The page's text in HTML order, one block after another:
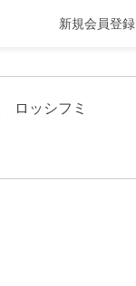
新規会員登録
ロッシフミ